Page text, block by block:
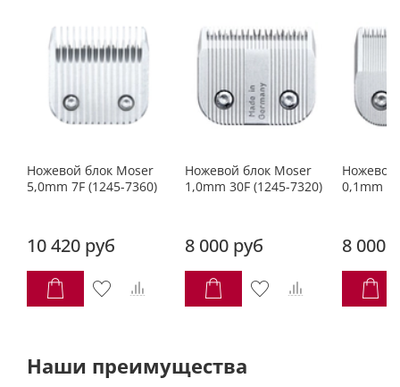
Ножевой блок Moser
5,0mm 7F (1245-7360)
10 420 руб
Ножевой блок Moser
1,0mm 30F (1245-7320)
8 000 руб
Ножевой
0,1mm 1/
8 000
Наши преимущества